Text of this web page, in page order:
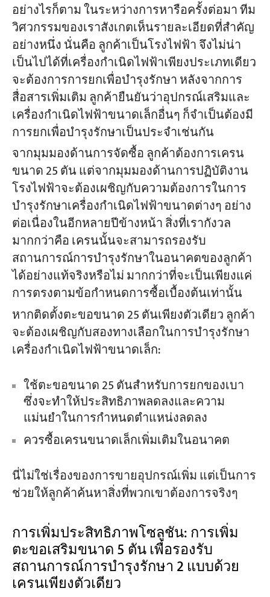
อย่างไรก็ตาม ในระหว่างการหารือครั้งต่อมา ทีม
วิศวกรรมของเราสังเกตเห็นรายละเอียดที่สำคัญ
อย่างหนึ่ง นั่นคือ ลูกค้าเป็นโรงไฟฟ้า จึงไม่น่า
เป็นไปได้ที่เครื่องกำเนิดไฟฟ้าเพียงประเภทเดียว
จะต้องการการยกเพื่อบำรุงรักษา หลังจากการ
สื่อสารเพิ่มเติม ลูกค้ายืนยันว่าอุปกรณ์เสริมและ
เครื่องกำเนิดไฟฟ้าขนาดเล็กอื่นๆ ก็จำเป็นต้องมี
การยกเพื่อบำรุงรักษาเป็นประจำเช่นกัน
จากมุมมองด้านการจัดซื้อ ลูกค้าต้องการเครน
ขนาด 25 ตัน แต่จากมุมมองด้านการปฏิบัติงาน
โรงไฟฟ้าจะต้องเผชิญกับความต้องการในการ
บำรุงรักษาเครื่องกำเนิดไฟฟ้าขนาดต่างๆ อย่าง
ต่อเนื่องในอีกหลายปีข้างหน้า สิ่งที่เรากังวล
มากกว่าคือ เครนนั้นจะสามารถรองรับ
สถานการณ์การบำรุงรักษาในอนาคตของลูกค้า
ได้อย่างแท้จริงหรือไม่ มากกว่าที่จะเป็นเพียงแค่
การตรงตามข้อกำหนดการซื้อเบื้องต้นเท่านั้น
หากติดตั้งตะขอขนาด 25 ตันเพียงตัวเดียว ลูกค้า
จะต้องเผชิญกับสองทางเลือกในการบำรุงรักษา
เครื่องกำเนิดไฟฟ้าขนาดเล็ก:
ใช้ตะขอขนาด 25 ตันสำหรับการยกของเบา
ซึ่งจะทำให้ประสิทธิภาพลดลงและความ
แม่นยำในการกำหนดตำแหน่งลดลง
ควรซื้อเครนขนาดเล็กเพิ่มเติมในอนาคต
นี่ไม่ใช่เรื่องของการขายอุปกรณ์เพิ่ม แต่เป็นการ
ช่วยให้ลูกค้าค้นหาสิ่งที่พวกเขาต้องการจริงๆ
การเพิ่มประสิทธิภาพโซลูชัน: การเพิ่ม
ตะขอเสริมขนาด 5 ตัน เพื่อรองรับ
สถานการณ์การบำรุงรักษา 2 แบบด้วย
เครนเพียงตัวเดียว